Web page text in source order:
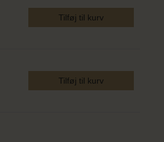
Tilføj til kurv
Tilføj til kurv